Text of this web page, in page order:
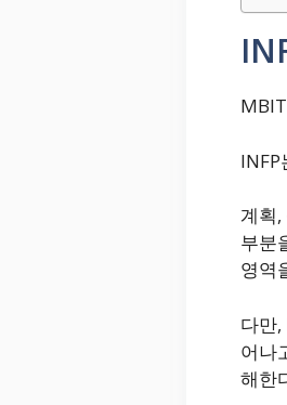
계획
부분
영역
다만
어나
해한